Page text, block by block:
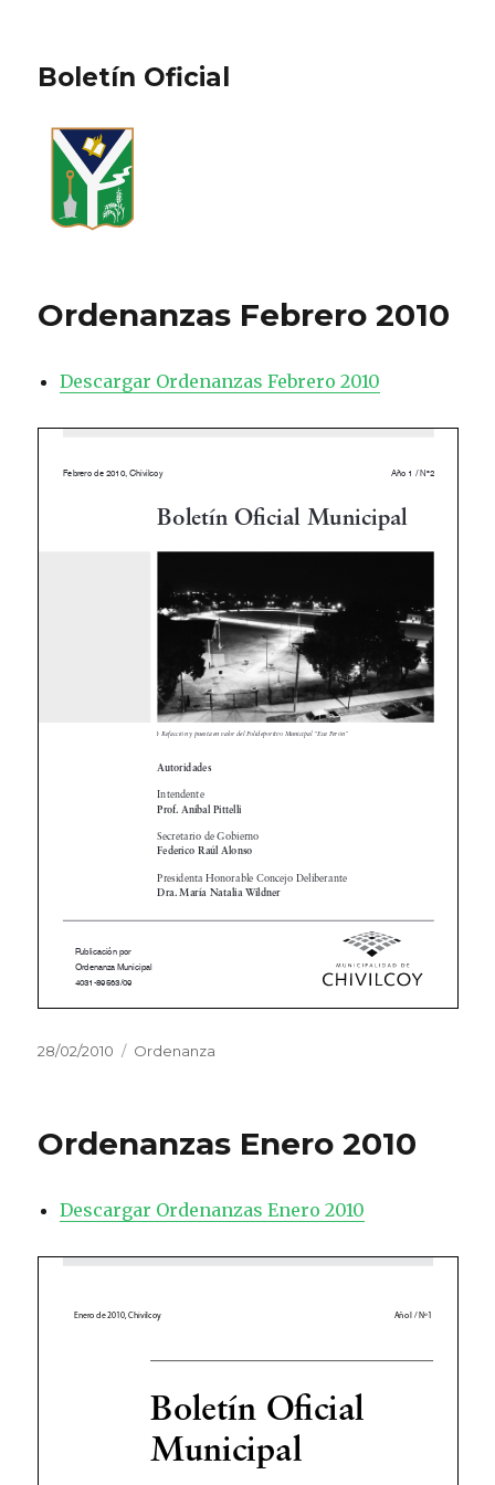
Boletín Oficial
Ordenanzas Febrero 2010
Descargar Ordenanzas Febrero 2010
Publicado
28/02/2010 Categorías
Ordenanza
Ordenanzas Enero 2010
Descargar Ordenanzas Enero 2010